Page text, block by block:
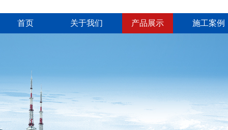
首页 关于我们 产品展示 施工案例